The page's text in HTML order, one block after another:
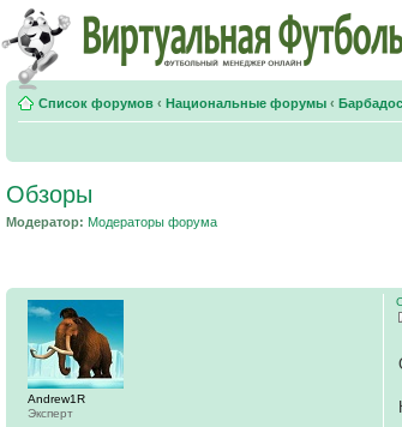
Список форумов ‹ Национальные форумы ‹ Барбадос
Обзоры
Модератор: Модераторы форума
Andrew1R
Эксперт